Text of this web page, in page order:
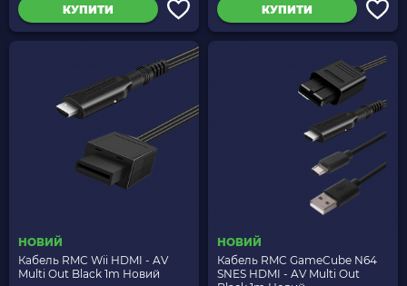
КУПИТИ КУПИТИ
НОВИЙ
Кабель RMC Wii HDMI - AV
Multi Out Black 1m Новий
НОВИЙ
Кабель RMC GameCube N64
SNES HDMI - AV Multi Out